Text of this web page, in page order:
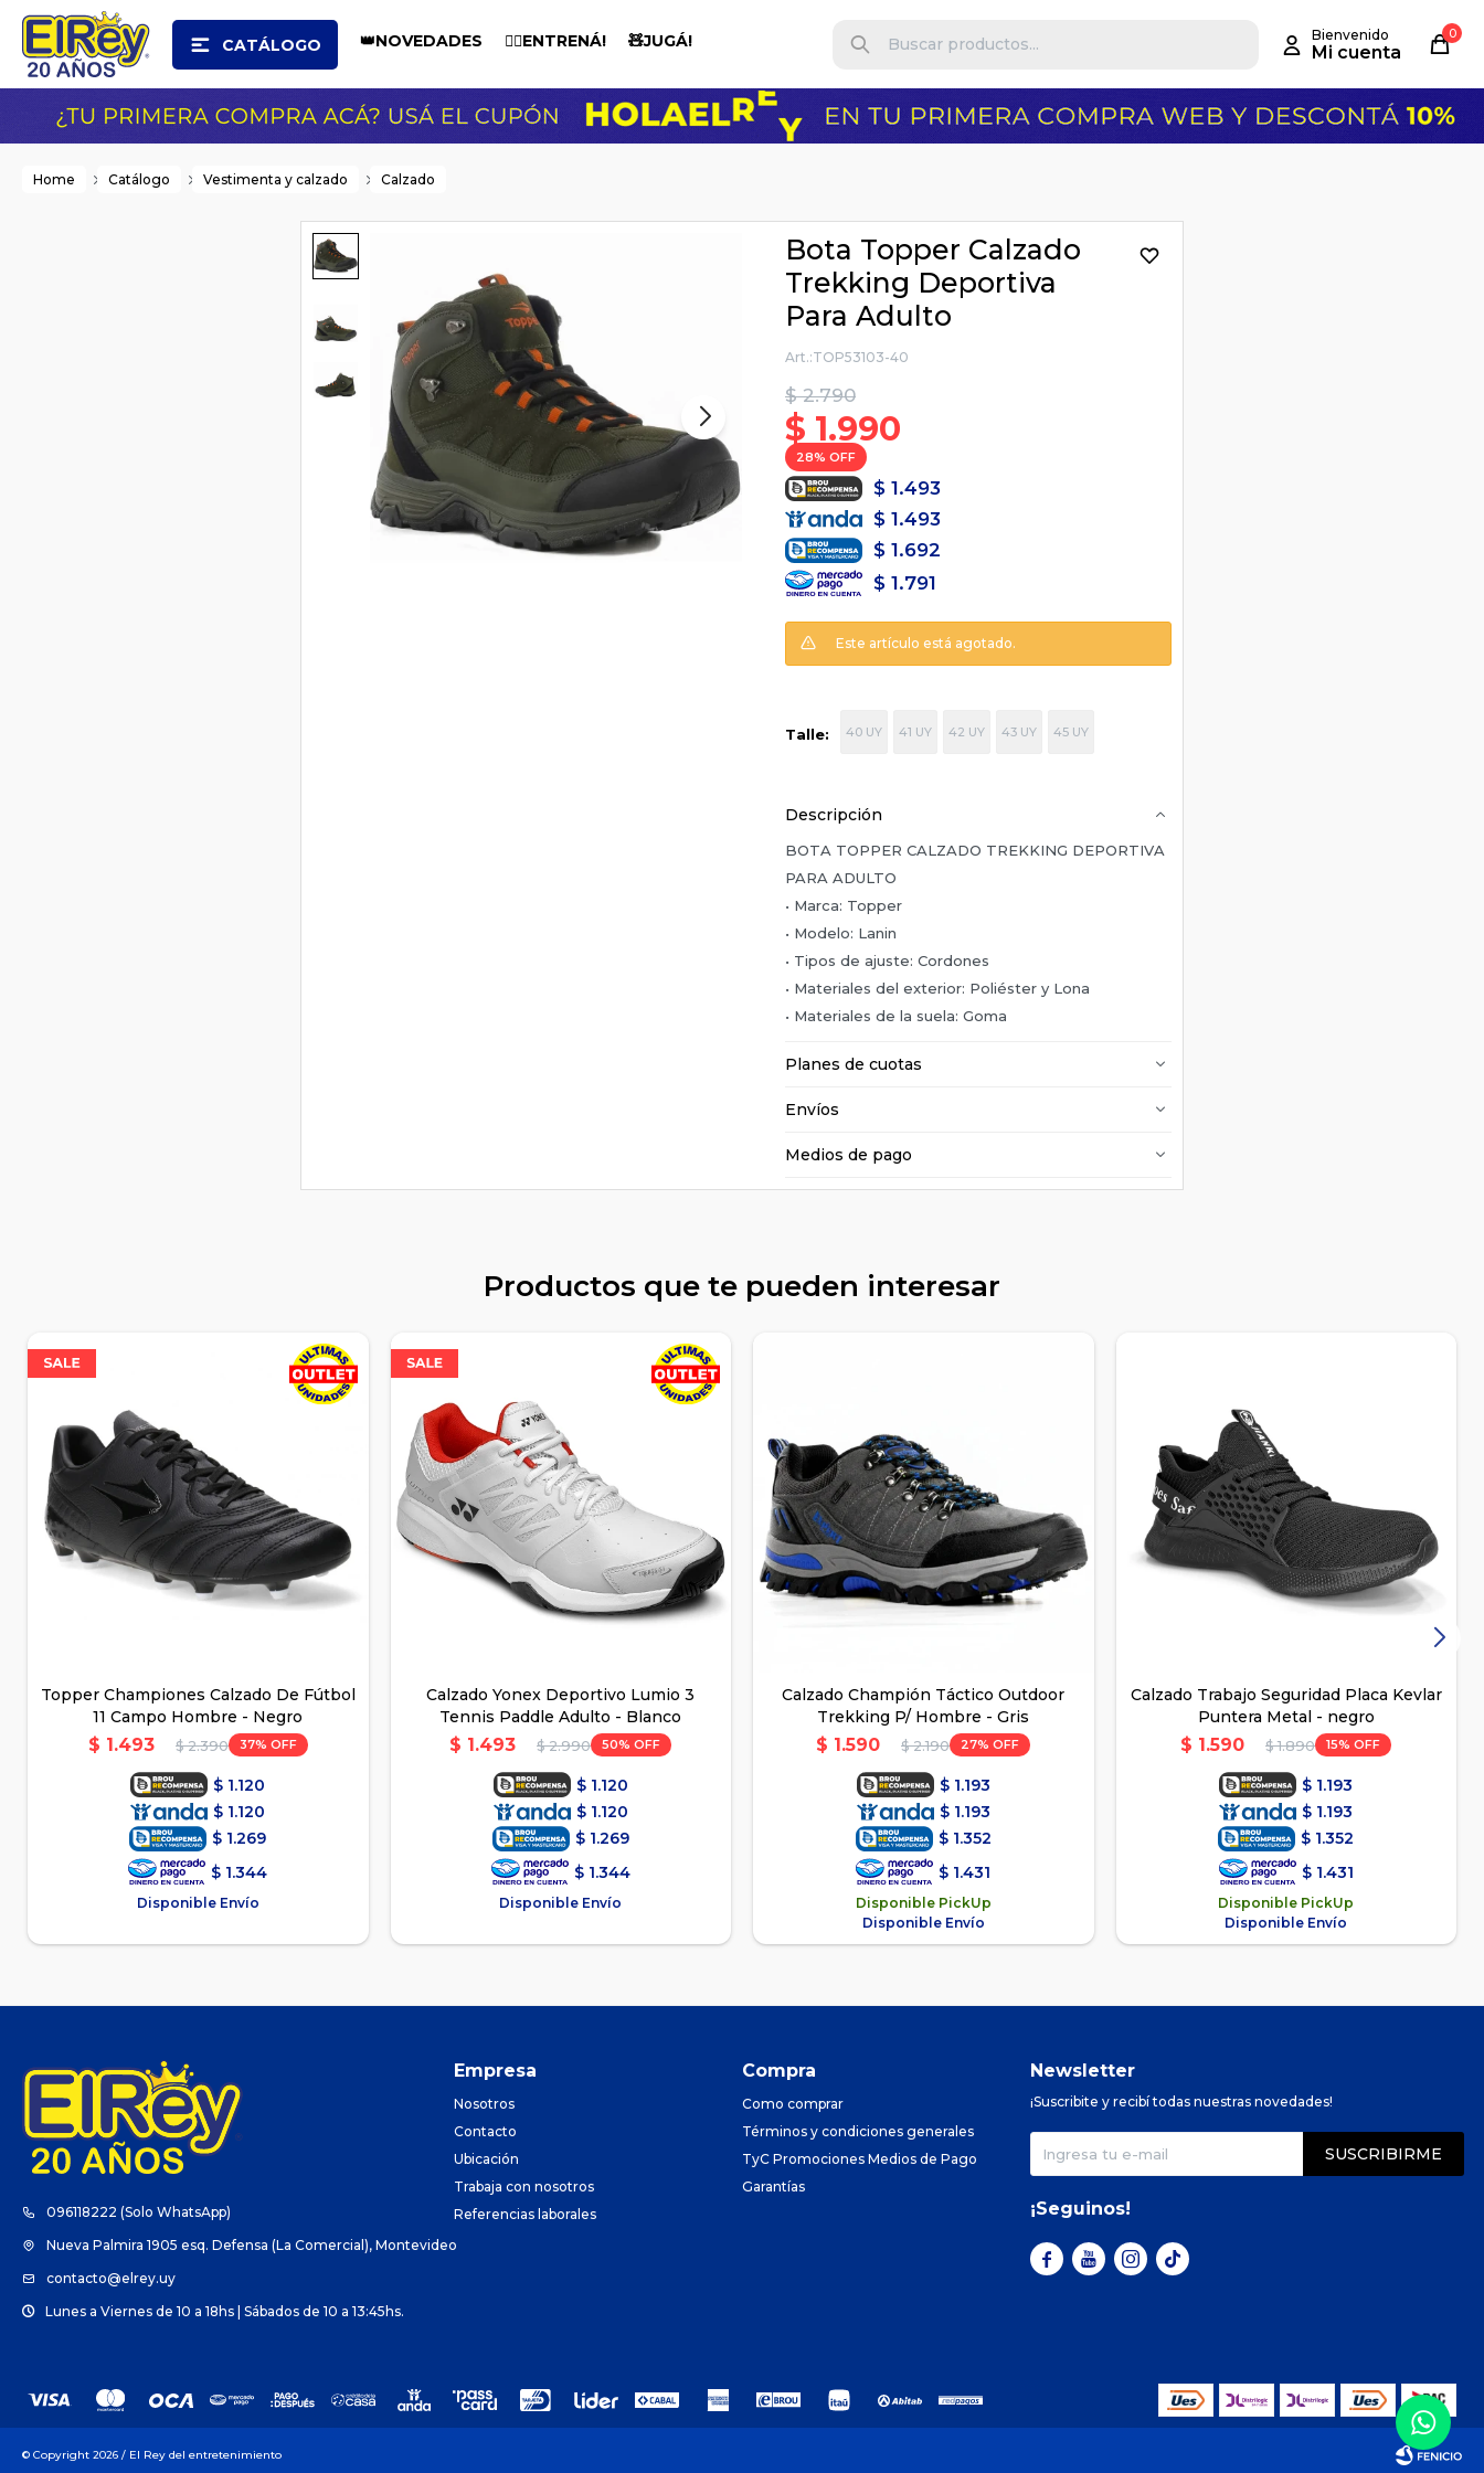
CATÁLOGO 👑NOVEDADES 🏋️‍♂️ENTRENÁ! 🧸JUGÁ! 0
Home Catálogo Vestimenta y calzado Calzado
Bota Topper Calzado
Trekking Deportiva
Para Adulto
TOP53103-40
$ 2.790
$ 1.990
28
$ 1.493
$ 1.493
$ 1.692
$ 1.791
Este artículo está agotado.
Talle: 40 UY 41 UY 42 UY 43 UY 45 UY
Descripción
BOTA TOPPER CALZADO TREKKING DEPORTIVA
PARA ADULTO
• Marca: Topper
• Modelo: Lanin
• Tipos de ajuste: Cordones
• Materiales del exterior: Poliéster y Lona
• Materiales de la suela: Goma
Planes de cuotas
Envíos
Medios de pago
Productos que te pueden interesar
Topper Championes Calzado De Fútbol
11 Campo Hombre - Negro
$ 1.493 $ 2.390 37
$ 1.120
$ 1.120
$ 1.269
$ 1.344
Disponible Envío
Calzado Yonex Deportivo Lumio 3
Tennis Paddle Adulto - Blanco
$ 1.493 $ 2.990 50
$ 1.120
$ 1.120
$ 1.269
$ 1.344
Disponible Envío
Calzado Champión Táctico Outdoor
Trekking P/ Hombre - Gris
$ 1.590 $ 2.190 27
$ 1.193
$ 1.193
$ 1.352
$ 1.431
Disponible PickUp
Disponible Envío
Calzado Trabajo Seguridad Placa Kevlar
Puntera Metal - negro
$ 1.590 $ 1.890 15
$ 1.193
$ 1.193
$ 1.352
$ 1.431
Disponible PickUp
Disponible Envío
096118222 (Solo WhatsApp)
Nueva Palmira 1905 esq. Defensa (La Comercial), Montevideo
contacto@elrey.uy
Lunes a Viernes de 10 a 18hs | Sábados de 10 a 13:45hs.
Empresa
Nosotros
Contacto
Ubicación
Trabaja con nosotros
Referencias laborales
Compra
Como comprar
Términos y condiciones generales
TyC Promociones Medios de Pago
Garantías
Newsletter
¡Suscribite y recibí todas nuestras novedades!
SUSCRIBIRME
¡Seguinos!
  
© Copyright 2026 / El Rey del entretenimiento